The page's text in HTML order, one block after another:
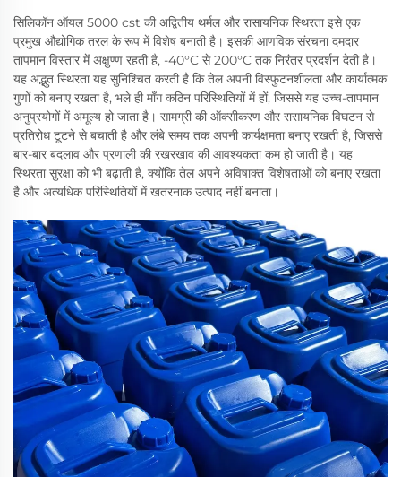
सिलिकॉन ऑयल 5000 cst की अद्वितीय थर्मल और रासायनिक स्थिरता इसे एक
प्रमुख औद्योगिक तरल के रूप में विशेष बनाती है। इसकी आणविक संरचना दमदार
तापमान विस्तार में अक्षुण्ण रहती है, -40°C से 200°C तक निरंतर प्रदर्शन देती है।
यह अद्भुत स्थिरता यह सुनिश्चित करती है कि तेल अपनी विस्फुटनशीलता और कार्यात्मक
गुणों को बनाए रखता है, भले ही माँग कठिन परिस्थितियों में हों, जिससे यह उच्च-तापमान
अनुप्रयोगों में अमूल्य हो जाता है। सामग्री की ऑक्सीकरण और रासायनिक विघटन से
प्रतिरोध टूटने से बचाती है और लंबे समय तक अपनी कार्यक्षमता बनाए रखती है, जिससे
बार-बार बदलाव और प्रणाली की रखरखाव की आवश्यकता कम हो जाती है। यह
स्थिरता सुरक्षा को भी बढ़ाती है, क्योंकि तेल अपने अविषाक्त विशेषताओं को बनाए रखता
है और अत्यधिक परिस्थितियों में खतरनाक उत्पाद नहीं बनाता।